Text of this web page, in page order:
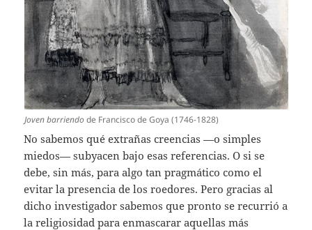
Joven barriendo de Francisco de Goya (1746-1828)
No sabemos qué extrañas creencias —o simples
miedos— subyacen bajo esas referencias. O si se
debe, sin más, para algo tan pragmático como el
evitar la presencia de los roedores. Pero gracias al
dicho investigador sabemos que pronto se recurrió a
la religiosidad para enmascarar aquellas más